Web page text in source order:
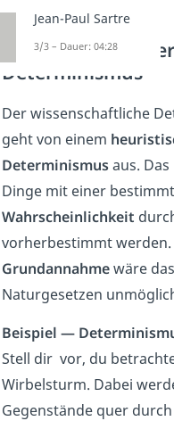
Wissenschaftlicher
Determinismus
Der wissenschaftliche
geht von einem
Determinismusaus. Das
Dinge mit einer
Wahrscheinlichkeit
vorherbestimmt werden.
Grundannahmewäre
Naturgesetzen
Beispiel —
Stell dir vor, du
Wirbelsturm. Dabei
Gegenstände quer
Jean-Paul Sartre
3/3 – Dauer: 04:28